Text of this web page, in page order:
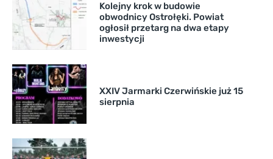
Kolejny krok w budowie
obwodnicy Ostrołęki. Powiat
ogłosił przetarg na dwa etapy
inwestycji
XXIV Jarmarki Czerwińskie już 15
sierpnia